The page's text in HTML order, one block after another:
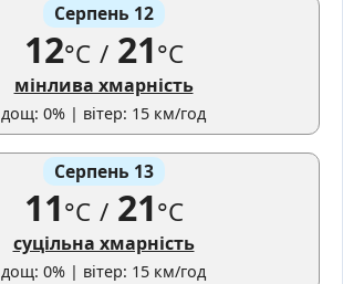
Серпень 12
12°C /21°C
мінлива хмарність
дощ: 0% | вітер: 15 км/год
Серпень 13
11°C /21°C
суцільна хмарність
дощ: 0% | вітер: 15 км/год